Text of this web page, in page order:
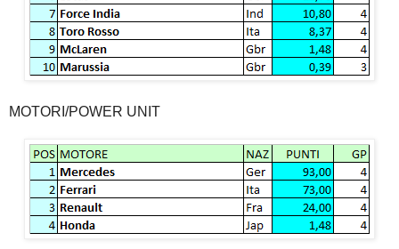
MOTORI/POWER UNIT